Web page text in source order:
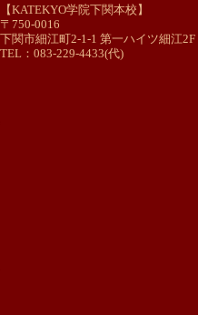
【KATEKYO学院下関本校】
〒750-0016
下関市細江町2-1-1 第一ハイツ細江2F
TEL：083-229-4433(代)